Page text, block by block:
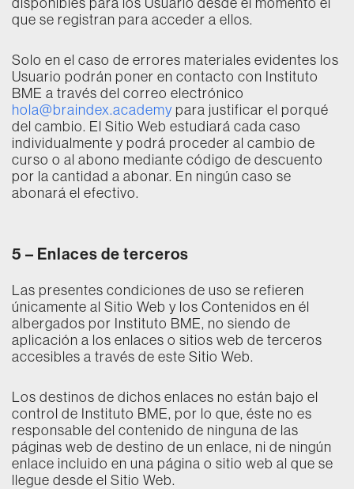
disponibles para los Usuario desde el momento el
que se registran para acceder a ellos.
Solo en el caso de errores materiales evidentes los
Usuario podrán poner en contacto con Instituto
BME a través del correo electrónico
hola@braindex.academy para justificar el porqué
del cambio. El Sitio Web estudiará cada caso
individualmente y podrá proceder al cambio de
curso o al abono mediante código de descuento
por la cantidad a abonar. En ningún caso se
abonará el efectivo.
5 – Enlaces de terceros
Las presentes condiciones de uso se refieren
únicamente al Sitio Web y los Contenidos en él
albergados por Instituto BME, no siendo de
aplicación a los enlaces o sitios web de terceros
accesibles a través de este Sitio Web.
Los destinos de dichos enlaces no están bajo el
control de Instituto BME, por lo que, éste no es
responsable del contenido de ninguna de las
páginas web de destino de un enlace, ni de ningún
enlace incluido en una página o sitio web al que se
llegue desde el Sitio Web.